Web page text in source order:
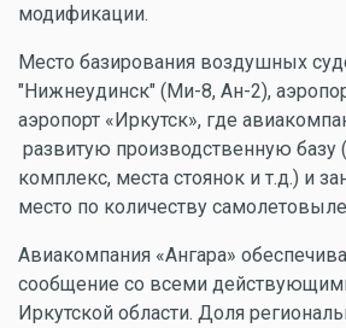
модификации.
Место базирования воздушных
"Нижнеудинск" (Ми-8, Ан-2),
аэропорт «Иркутск», где
развитую производственную базу
комплекс, места стоянок и т.д.) и
место по количеству
Авиакомпания «Ангара»
сообщение со всеми
Иркутской области. Доля